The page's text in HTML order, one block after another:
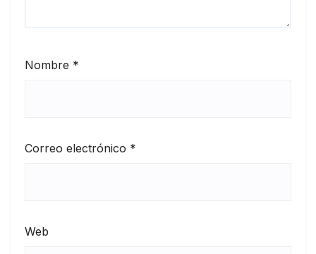
Nombre *
Correo electrónico *
Web